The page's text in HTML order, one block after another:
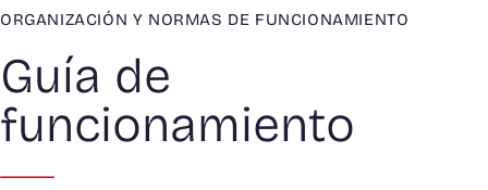
ORGANIZACIÓN Y NORMAS DE FUNCIONAMIENTO
Guía de
funcionamiento